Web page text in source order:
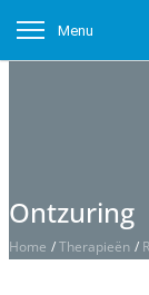
Ontzuring
Home /Therapieën /
Menu